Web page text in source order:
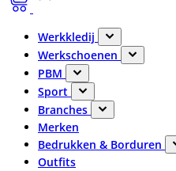
Werkkledij
Werkschoenen
PBM
Sport
Branches
Merken
Bedrukken & Borduren
Outfits